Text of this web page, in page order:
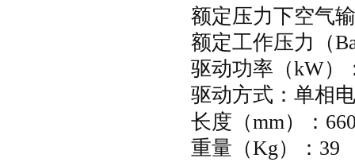
额定压力下空气
额定工作压力（
驱动功率（kW）
驱动方式：单相
长度（mm）：
重量（Kg）： 39